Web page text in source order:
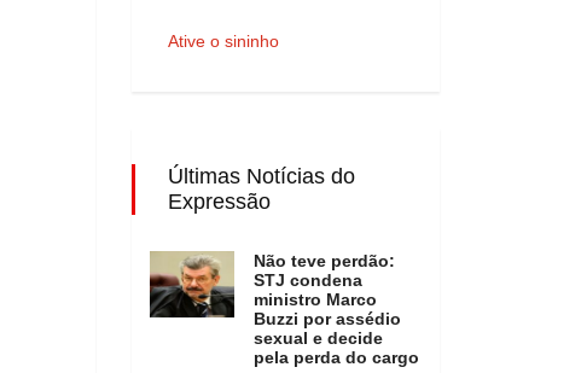
Ative o sininho
Últimas Notícias do
Expressão
Não teve perdão:
STJ condena
ministro Marco
Buzzi por assédio
sexual e decide
pela perda do cargo